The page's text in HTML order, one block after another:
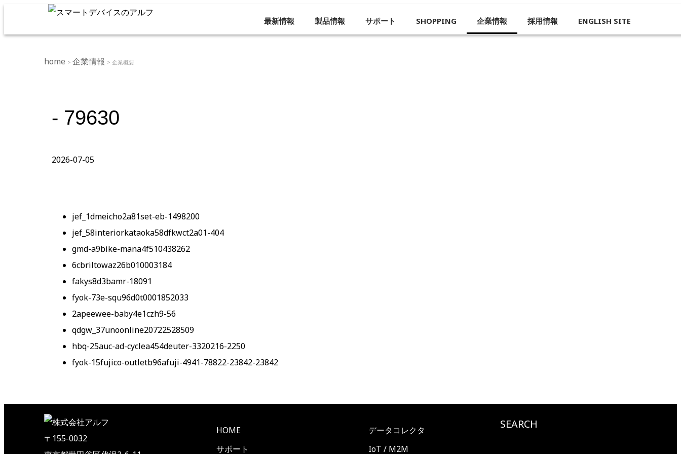
最新情報 製品情報 サポート SHOPPING 企業情報 採用情報 ENGLISH SITE
企業概要
home > 企業情報 > 企業概要
- 79630
2026-07-05
jef_1dmeicho2a81set-eb-1498200
jef_58interiorkataoka58dfkwct2a01-404
gmd-a9bike-mana4f510438262
6cbriltowaz26b010003184
fakys8d3bamr-18091
fyok-73e-squ96d0t0001852033
2apeewee-baby4e1czh9-56
qdgw_37unoonline20722528509
hbq-25auc-ad-cyclea454deuter-3320216-2250
fyok-15fujico-outletb96afuji-4941-78822-23842-23842
〒155-0032
HOME
サポート
データコレクタ
IoT / M2M
SEARCH